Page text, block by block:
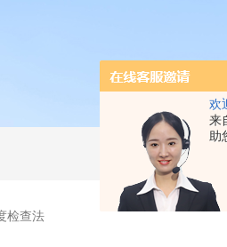
欢
来
助
检查法